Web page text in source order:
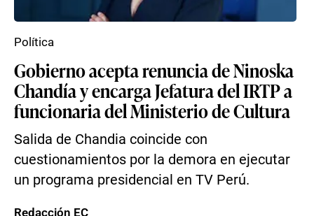
Gobierno acepta renuncia de Ninoska
Chandía y encarga Jefatura del IRTP a
funcionaria del Ministerio de Cultura
Salida de Chandia coincide con
cuestionamientos por la demora en ejecutar
un programa presidencial en TV Perú.
Política
Redacción EC